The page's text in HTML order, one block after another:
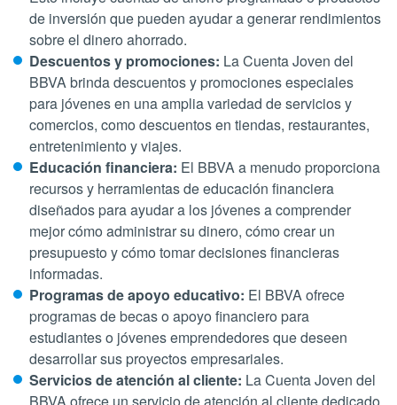
de inversión que pueden ayudar a generar rendimientos
sobre el dinero ahorrado.
Descuentos y promociones: La Cuenta Joven del
BBVA brinda descuentos y promociones especiales
para jóvenes en una amplia variedad de servicios y
comercios, como descuentos en tiendas, restaurantes,
entretenimiento y viajes.
Educación financiera: El BBVA a menudo proporciona
recursos y herramientas de educación financiera
diseñados para ayudar a los jóvenes a comprender
mejor cómo administrar su dinero, cómo crear un
presupuesto y cómo tomar decisiones financieras
informadas.
Programas de apoyo educativo: El BBVA ofrece
programas de becas o apoyo financiero para
estudiantes o jóvenes emprendedores que deseen
desarrollar sus proyectos empresariales.
Servicios de atención al cliente: La Cuenta Joven del